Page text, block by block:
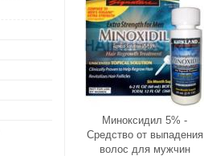
Миноксидил 5% -
Средство от выпадения
волос для мужчин